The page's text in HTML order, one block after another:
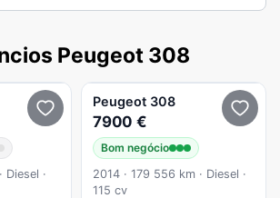
Peugeot 308
Diesel ·
Peugeot 308
7900 €
Bom negócio
2014 · 179 556 km · Diesel ·
115 cv